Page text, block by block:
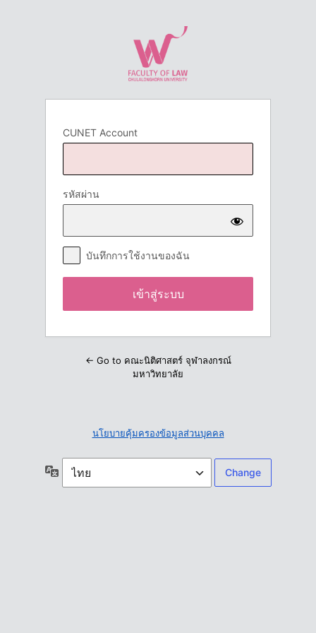
CUNET Account
รหัสผ่าน
บันทึกการใช้งานของฉัน
← Go to คณะนิติศาสตร์ จุฬาลงกรณ์
มหาวิทยาลัย
นโยบายคุ้มครองข้อมูลส่วนบุคคล
ภาษา